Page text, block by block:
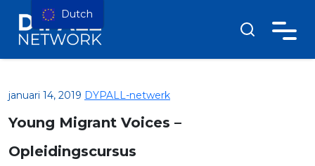
januari 14, 2019 DYPALL-netwerk
Young Migrant Voices –
Opleidingscursus
Dutch